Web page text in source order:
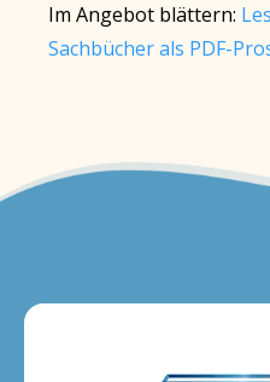
Im Angebot blättern:
Sachbücher als PDF-